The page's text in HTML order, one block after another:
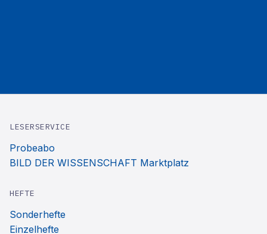
LESERSERVICE
Probeabo
BILD DER WISSENSCHAFT Marktplatz
HEFTE
Sonderhefte
Einzelhefte